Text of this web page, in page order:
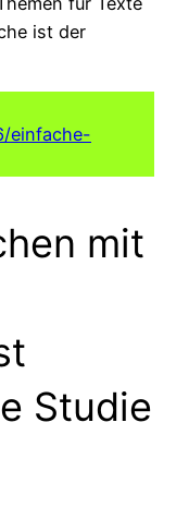
ist der
einfache-
mit
Studie